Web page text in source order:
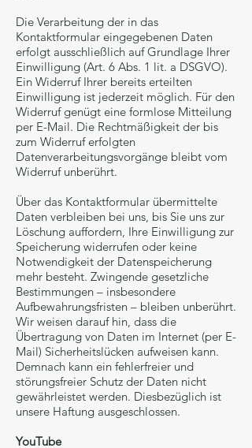
Die Verarbeitung der in das
Kontaktformular eingegebenen Daten
erfolgt ausschließlich auf Grundlage Ihrer
Einwilligung (Art. 6 Abs. 1 lit. a DSGVO).
Ein Widerruf Ihrer bereits erteilten
Einwilligung ist jederzeit möglich. Für den
Widerruf genügt eine formlose Mitteilung
per E-Mail. Die Rechtmäßigkeit der bis
zum Widerruf erfolgten
Datenverarbeitungsvorgänge bleibt vom
Widerruf unberührt.
Über das Kontaktformular übermittelte
Daten verbleiben bei uns, bis Sie uns zur
Löschung auffordern, Ihre Einwilligung zur
Speicherung widerrufen oder keine
Notwendigkeit der Datenspeicherung
mehr besteht. Zwingende gesetzliche
Bestimmungen – insbesondere
Aufbewahrungsfristen – bleiben unberührt.
Wir weisen darauf hin, dass die
Übertragung von Daten im Internet (per E-
Mail) Sicherheitslücken aufweisen kann.
Demnach kann ein fehlerfreier und
störungsfreier Schutz der Daten nicht
gewährleistet werden. Diesbezüglich ist
unsere Haftung ausgeschlossen.
YouTube